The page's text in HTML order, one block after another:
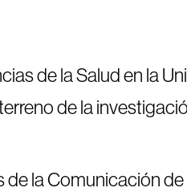
de la Salud en la
de la
la Comunicación de